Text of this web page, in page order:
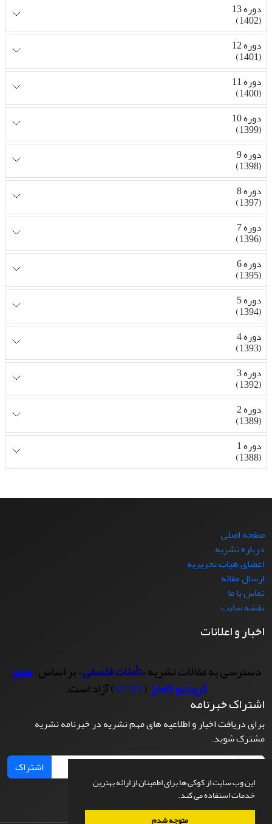
این وب سایت از کوکی ها برای اطمینان از ارائه بهترین
خدمات استفاده می کند.
متوجه شدم
دوره 13
(1402)
دوره 12
(1401)
دوره 11
(1400)
دوره 10
(1399)
دوره 9
(1398)
دوره 8
(1397)
دوره 7
(1396)
دوره 6
(1395)
دوره 5
(1394)
دوره 4
(1393)
دوره 3
(1392)
دوره 2
(1389)
دوره 1
(1388)
صفحه اصلی
درباره نشریه
اعضای هیات تحریریه
ارسال مقاله
تماس با ما
نقشه سایت
اخبار و اعلانات
دسترسی به مقالات نشریه «تأملات فلسفی» بر اساس مجوز
کرییتیو کامنز(
CC BY) آزاد است.
اشتراک خبرنامه
برای دریافت اخبار و اطلاعیه های مهم نشریه در خبرنامه نشریه
مشترک شوید.
اشتراک